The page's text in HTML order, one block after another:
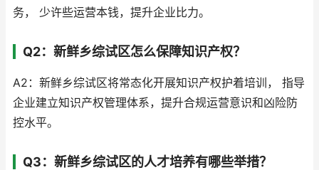
务， 少许些运营本钱，提升企业比力。
Q2：新鲜乡综试区怎么保障知识产权？
A2：新鲜乡综试区将常态化开展知识产权护着培训， 指导
企业建立知识产权管理体系，提升合规运营意识和凶险防
控水平。
Q3：新鲜乡综试区的人才培养有哪些举措？